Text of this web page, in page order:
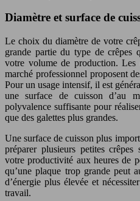
Diamètre et surface de
Le choix du diamètre de votre
grande partie du type de crêpes
votre volume de production. Les
marché professionnel proposent
Pour un usage intensif, il est
une surface de cuisson d’au
polyvalence suffisante pour
que des galettes plus grandes.
Une surface de cuisson plus
préparer plusieurs petites crêpes
votre productivité aux heures de
qu’une plaque trop grande peut
d’énergie plus élevée et
travail.